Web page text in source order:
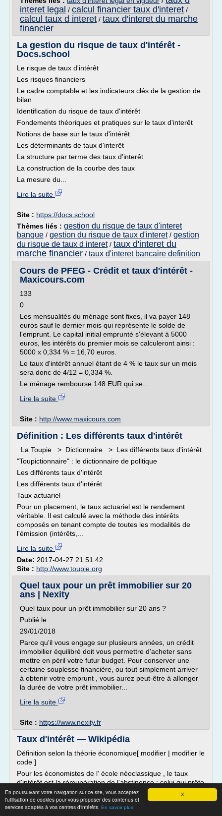
X
En poursuivant votre navigation sur ce site, vous acceptez
l'utilisation de cookies pour vous proposer des contenus et
services adaptés à vos centres d'intérêts. En savoir plus
interet legal / calcul financier taux d'interet /
calcul taux d interet / taux d'interet du marche
financier
La gestion du risque de taux d'intérêt -
Docs.school
Le risque de taux d'intérêt
Les risques financiers
Le cadre comptable et les indicateurs clés de la gestion de
bilan
Identification du risque de taux d'intérêt
Fondements théoriques et pratiques sur le taux d'interêt
Notions de base sur le taux d'intérêt
Les déterminants de taux d'interêt
La structure par terme des taux d'interêt
La construction de la courbe des taux
La mesure du...
Lire la suite
Site : https://docs.school
Thèmes liés : gestion du risque de taux d'interet
banque / gestion du risque de taux d'interet/ gestion
du risque de taux d interet/ taux d'interet du
marche financier / taux d'interet bancaire definition
Cours de PFEG - Crédit et taux d'intérêt -
Maxicours.com
133
0
Les mensualités du ménage sont fixes, il va payer 148
euros sauf le dernier mois qui représente le solde de
l'emprunt. Le capital initial emprunté s'élevant à 5000
euros, les intérêts du premier mois se calculeront ainsi :
5000 x 0,334 % = 16,70 euros.
Le taux d'intérêt annuel étant de 4 % le taux sur un mois
sera donc de 4/12 = 0,334 %.
Le ménage rembourse 148 EUR qui se...
Lire la suite
Site : http://www.maxicours.com
Définition : Les différents taux d'intérêt
La Toupie > Dictionnaire > Les différents taux d'intérêt
"Toupictionnaire" : le dictionnaire de politique
Les différents taux d'intérêt
Les différents taux d'intérêt
Taux actuariel
Pour un placement, le taux actuariel est le rendement
véritable. Il est calculé avec la méthode des intérêts
composés en tenant compte de toutes les modalités de
l'émission (intérêts,...
Lire la suite
Date: 2017-04-27 21:51:42
Site : http://www.toupie.org
Quel taux pour un prêt immobilier sur 20
ans | Nexity
Quel taux pour un prêt immobilier sur 20 ans ?
Publié le
29/01/2018
Parce qu'il vous engage sur plusieurs années, un crédit
immobilier équilibré doit vous permettre d'acheter sans
mettre en péril votre futur budget. Pour conserver une
certaine souplesse financière, ou tout simplement arriver
à obtenir votre emprunt , vous aurez peut-être à allonger
la durée de votre prêt immobilier...
Lire la suite
Site : https://www.nexity.fr
Taux d'intérêt — Wikipédia
Définition selon la théorie économique[ modifier | modifier le
code ]
Pour les économistes de l' école néoclassique , le taux
d'intérêt est la rémunération de l'abstinence : celui qui prête
renonce à une consommation immédiate pour épargner. Le
taux d'intérêt devient le prix du temps , la récompense de
l'attente.